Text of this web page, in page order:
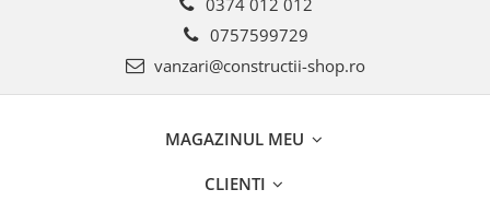
0757599729
vanzari@constructii-shop.ro
MAGAZINUL MEU
CLIENTI